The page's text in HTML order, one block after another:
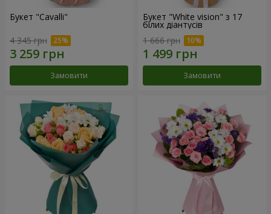
Букет "Cаvalli"
4 345 грн
Замовити
Букет "White vision" з 17
білих діантусів
1 666 грн
Замовити